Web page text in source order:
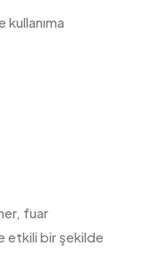
fuar
etkili bir şekilde